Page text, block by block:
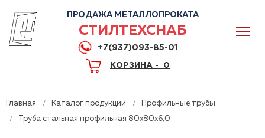
ПРОДАЖА МЕТАЛЛОПРОКАТА
СТИЛТЕХСНАБ
+7(937)093-85-01
КОРЗИНА - 0
Главная Каталог продукции
Профильные трубы
Труба стальная профильная 80x80x6,0